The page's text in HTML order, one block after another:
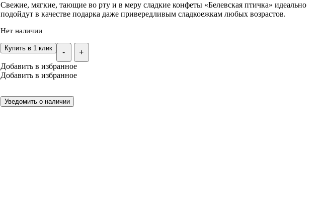
Свежие, мягкие, тающие во рту и в меру сладкие конфеты «Белевская птичка» идеально
подойдут в качестве подарка даже привередливым сладкоежкам любых возрастов.
Нет наличии
- +
Купить в 1 клик
Добавить в избранное
Добавить в избранное